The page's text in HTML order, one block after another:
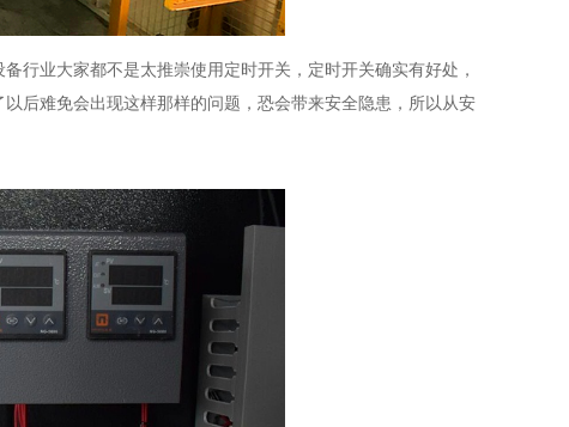
业大家都不是太推崇使用定时开关，定时开关确实有好处，
后难免会出现这样那样的问题，恐会带来安全隐患，所以从安